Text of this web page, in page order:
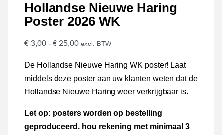
Hollandse Nieuwe Haring
Poster 2026 WK
€3,00 - €25,00Prijsklasse:
tot
€ 25,00
excl. BTW
De Hollandse Nieuwe Haring WK poster! Laat
middels deze poster aan uw klanten weten dat de
Hollandse Nieuwe Haring weer verkrijgbaar is.
Let op: posters worden op bestelling
geproduceerd. hou rekening met minimaal 3